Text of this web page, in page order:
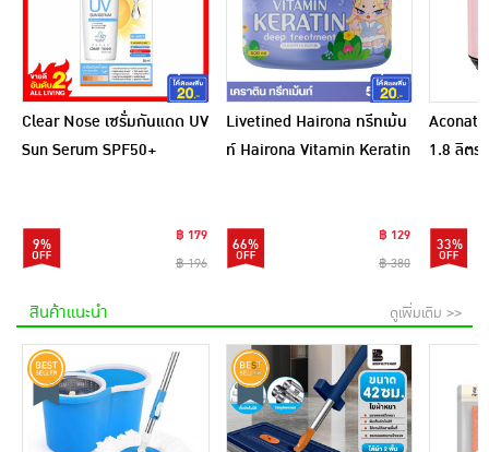
Clear Nose เซรั่มกันแดด UV
Sun Serum SPF50+
9%
฿ 179
฿ 196
Livetined Hairona ทรีทเม้น
ท์ Hairona Vitamin Keratin
66%
฿ 129
฿ 380
1.8 ลิตร
33%
สินค้าแนะนำ ดูเพิ่มเติม >>